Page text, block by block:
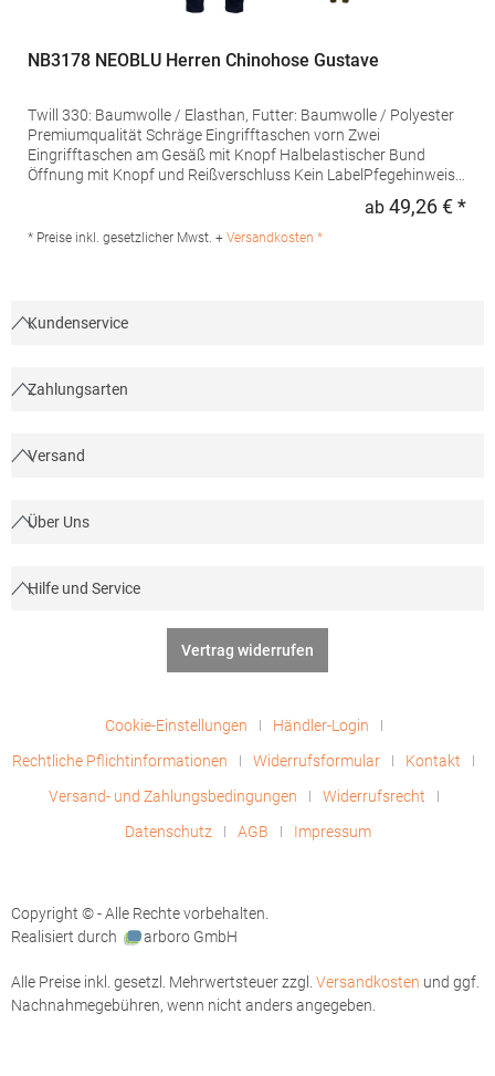
NB3178 NEOBLU Herren Chinohose Gustave
Twill 330: Baumwolle / Elasthan, Futter: Baumwolle / Polyester
Premiumqualität Schräge Eingrifftaschen vorn Zwei
Eingrifftaschen am Gesäß mit Knopf Halbelastischer Bund
Öffnung mit Knopf und Reißverschluss Kein LabelPfegehinweis:
erlaubtMaterialzusammensetzung: 98% Baumwolle / 2%
Elasthan, Futter: 65% Baumwolle / 35% PolyesterAngaben zur
ab 49,26 € *
* Preise inkl. gesetzlicher Mwst. + Versandkosten *
Kundenservice
Zahlungsarten
Versand
Über Uns
Hilfe und Service
Vertrag widerrufen
Cookie-Einstellungen
Händler-Login
Rechtliche Pflichtinformationen
Widerrufsformular
Kontakt
Versand- und Zahlungsbedingungen
Widerrufsrecht
Datenschutz
AGB Impressum
Copyright © - Alle Rechte vorbehalten.
Realisiert durch
arboro GmbH
Alle Preise inkl. gesetzl. Mehrwertsteuer zzgl. Versandkosten und ggf.
Nachnahmegebühren, wenn nicht anders angegeben.